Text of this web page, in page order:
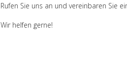
Rufen Sie uns an und vereinbaren Sie
Wir helfen gerne!